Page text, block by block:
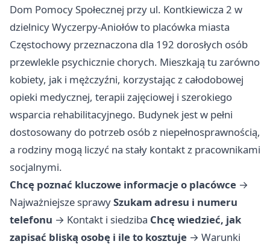
Dom Pomocy Społecznej przy ul. Kontkiewicza 2 w
dzielnicy Wyczerpy-Aniołów to placówka miasta
Częstochowy przeznaczona dla 192 dorosłych osób
przewlekle psychicznie chorych. Mieszkają tu zarówno
kobiety, jak i mężczyźni, korzystając z całodobowej
opieki medycznej, terapii zajęciowej i szerokiego
wsparcia rehabilitacyjnego. Budynek jest w pełni
dostosowany do potrzeb osób z niepełnosprawnością,
a rodziny mogą liczyć na stały kontakt z pracownikami
socjalnymi.
Chcę poznać kluczowe informacje o placówce →
Najważniejsze sprawySzukam adresu i numeru
telefonu → Kontakt i siedziba Chcę wiedzieć, jak
zapisać bliską osobę i ile to kosztuje → Warunki